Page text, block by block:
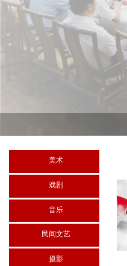
美术
戏剧
音乐
民间文艺
摄影